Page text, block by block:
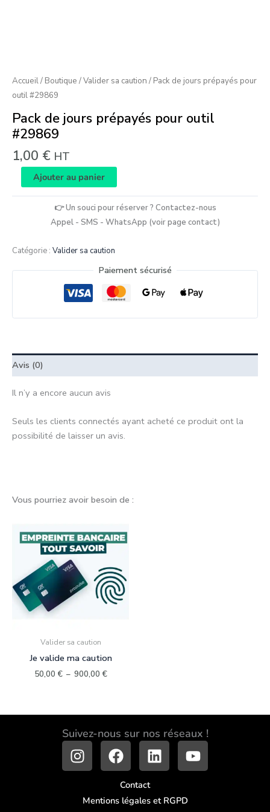
Accueil/ Boutique /Valider sa caution / Pack de jours prépayés pour
outil #29869
Pack de jours prépayés pour outil
#29869
1,00 € HT
Ajouter au panier
👉 Un souci pour réserver ? Contactez-nous
Appel - SMS - WhatsApp (voir page contact)
Catégorie : Valider sa caution
Paiement sécurisé
Avis (0)
Il n’y a encore aucun avis
Seuls les clients connectés ayant acheté ce produit ont la
possibilité de laisser un avis.
Vous pourriez avoir besoin de :
Valider sa caution
Je valide ma caution
50,00 € – 900,00 €
prix :
50,00 €
900,00 €
Suivez-nous sur nos réseaux !
I
n
s
a
F
a
c
e
b
L
i
n
k
e
Y
o
u
Contact
Mentions légales et RGPD